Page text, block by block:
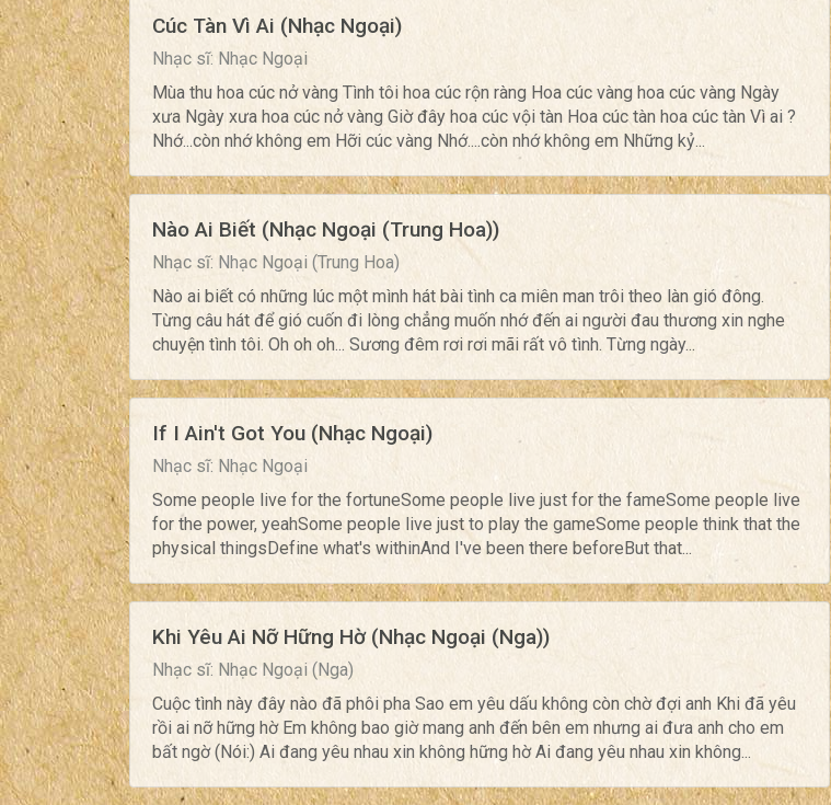
Cúc Tàn Vì Ai (Nhạc Ngoại)
Nhạc sĩ: Nhạc Ngoại
Mùa thu hoa cúc nở vàng Tình tôi hoa cúc rộn ràng Hoa cúc vàng hoa cúc vàng Ngày
xưa Ngày xưa hoa cúc nở vàng Giờ đây hoa cúc vội tàn Hoa cúc tàn hoa cúc tàn Vì ai ?
Nhớ...còn nhớ không em Hỡi cúc vàng Nhớ....còn nhớ không em Những kỷ...
Nào Ai Biết (Nhạc Ngoại (Trung Hoa))
Nhạc sĩ: Nhạc Ngoại (Trung Hoa)
Nào ai biết có những lúc một mình hát bài tình ca miên man trôi theo làn gió đông.
Từng câu hát để gió cuốn đi lòng chẳng muốn nhớ đến ai người đau thương xin nghe
chuyện tình tôi. Oh oh oh... Sương đêm rơi rơi mãi rất vô tình. Từng ngày...
If I Ain't Got You (Nhạc Ngoại)
Nhạc sĩ: Nhạc Ngoại
Some people live for the fortuneSome people live just for the fameSome people live
for the power, yeahSome people live just to play the gameSome people think that the
physical thingsDefine what's withinAnd I've been there beforeBut that...
Khi Yêu Ai Nỡ Hững Hờ (Nhạc Ngoại (Nga))
Nhạc sĩ: Nhạc Ngoại (Nga)
Cuộc tình này đây nào đã phôi pha Sao em yêu dấu không còn chờ đợi anh Khi đã yêu
rồi ai nỡ hững hờ Em không bao giờ mang anh đến bên em nhưng ai đưa anh cho em
bất ngờ (Nói:) Ai đang yêu nhau xin không hững hờ Ai đang yêu nhau xin không...